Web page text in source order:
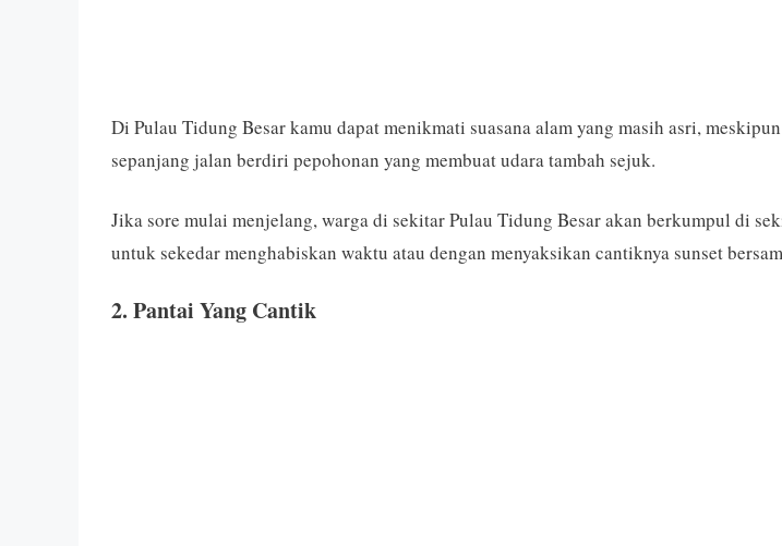
Di Pulau Tidung Besar kamu dapat menikmati suasana alam yang masih asri,
sepanjang jalan berdiri pepohonan yang membuat udara tambah sejuk.
Jika sore mulai menjelang, warga di sekitar Pulau Tidung Besar akan berkumpul di
untuk sekedar menghabiskan waktu atau dengan menyaksikan cantiknya sunset
2. Pantai Yang Cantik